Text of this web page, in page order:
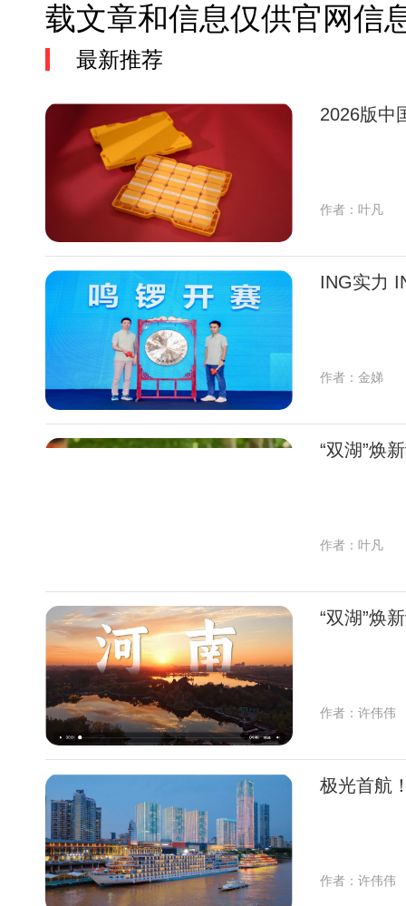
载文章和信息仅供官
最新推荐
2026版中
作者：叶凡
ING实力
作者：金娣
“双湖”焕
作者：叶凡
“双湖”焕
作者：许伟伟
极光首航
作者：许伟伟